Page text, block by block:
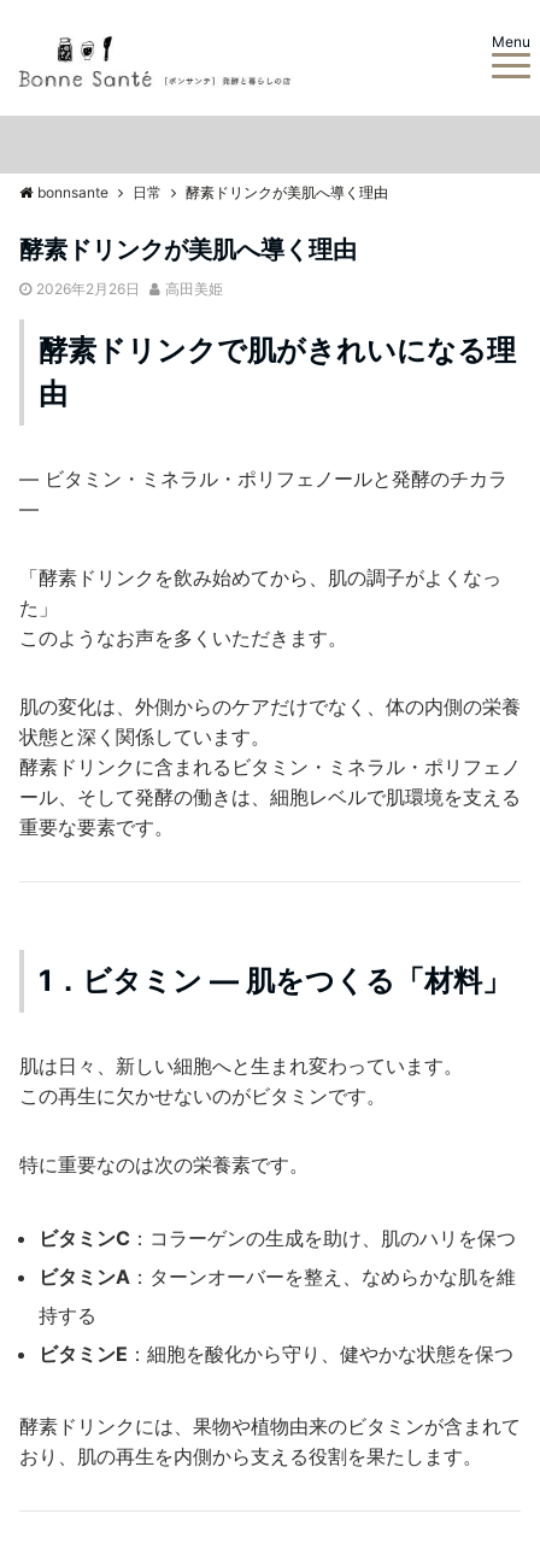
Menu
bonnsante 日常 酵素ドリンクが美肌へ導く理由
酵素ドリンクが美肌へ導く理由
2026年2月26日 高田美姫
酵素ドリンクで肌がきれいになる理
由
— ビタミン・ミネラル・ポリフェノールと発酵のチカラ
—
「酵素ドリンクを飲み始めてから、肌の調子がよくなっ
た」
このようなお声を多くいただきます。
肌の変化は、外側からのケアだけでなく、体の内側の栄養
状態と深く関係しています。
酵素ドリンクに含まれるビタミン・ミネラル・ポリフェノ
ール、そして発酵の働きは、細胞レベルで肌環境を支える
重要な要素です。
1．ビタミン ― 肌をつくる「材料」
肌は日々、新しい細胞へと生まれ変わっています。
この再生に欠かせないのがビタミンです。
特に重要なのは次の栄養素です。
ビタミンC ：コラーゲンの生成を助け、肌のハリを保つ
ビタミンA ：ターンオーバーを整え、なめらかな肌を維
持する
ビタミンE ：細胞を酸化から守り、健やかな状態を保つ
酵素ドリンクには、果物や植物由来のビタミンが含まれて
おり、肌の再生を内側から支える役割を果たします。